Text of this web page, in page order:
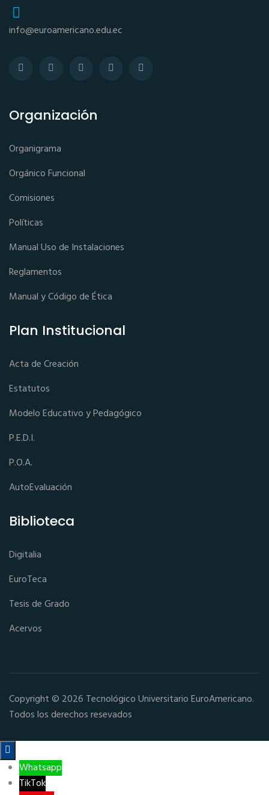
info@euroamericano.edu.ec
Organización
Organigrama
Orgánico Funcional
Comisiones
Políticas
Manual Uso de Instalaciones
Reglamentos
Manual y Código de Ética
Plan Institucional
Acta de Creación
Estatutos
Modelo Educativo y Pedagógico
P.E.D.I.
P.O.A.
AutoEvaluación
Biblioteca
Digitalia
EuroTeca
Tesis de Grado
Acervos
Copyright © 2026 Tecnológico Universitario EuroAmericano.
Todos los derechos resevados

Whatsapp
TikTok